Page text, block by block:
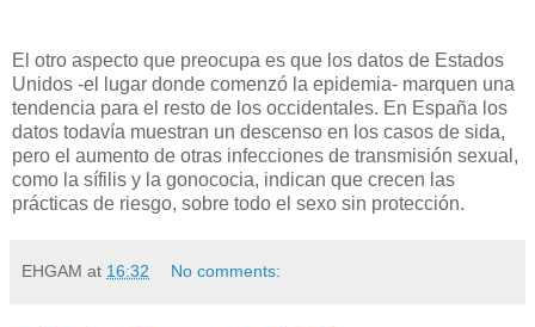
El otro aspecto que preocupa es que los datos de Estados
Unidos -el lugar donde comenzó la epidemia- marquen una
tendencia para el resto de los occidentales. En España los
datos todavía muestran un descenso en los casos de sida,
pero el aumento de otras infecciones de transmisión sexual,
como la sífilis y la gonococia, indican que crecen las
prácticas de riesgo, sobre todo el sexo sin protección.
EHGAM at 16:32 No comments: